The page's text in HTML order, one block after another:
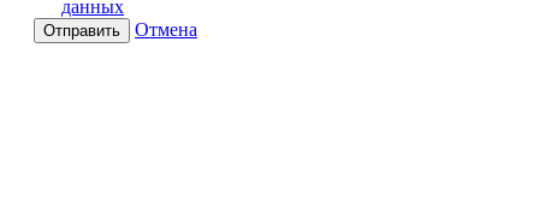
данных
Отправить Отмена